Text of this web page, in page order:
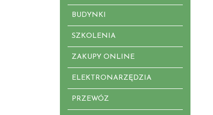
BUDYNKI
SZKOLENIA
ZAKUPY ONLINE
ELEKTRONARZĘDZIA
PRZEWÓZ